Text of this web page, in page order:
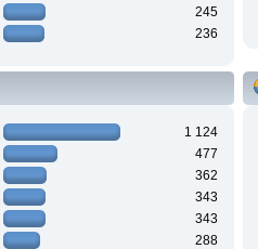
245
236
1 124
477
362
343
343
288